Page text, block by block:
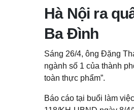
Hà Nội ra
Ba Đình
Sáng 26/4, ông Đặng
ngành số 1 của thành
toàn thực phẩm”.
Báo cáo tại buổi làm